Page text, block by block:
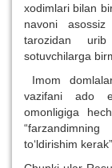
xodimlari bilan
navoni
tarozidan
sotuvchilarga
Imom
vazifani ado
omonligiga
“farzandimning
to‘ldirishim